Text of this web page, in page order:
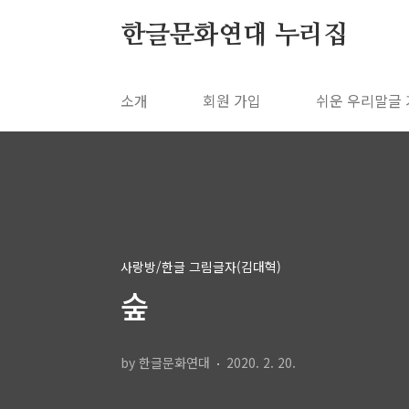
한글문화연대 누리집
소개 회원 가입 쉬운 우리말글
사랑방/한글 그림글자(김대혁)
숲
by 한글문화연대 2020. 2. 20.